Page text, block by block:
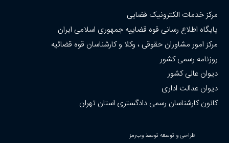
مرکز خدمات الکترونیک قضایی
پایگاه اطلاع رسانی قوه قضاییه جمهوری اسلامی ایران
مرکز امور مشاوران حقوقی ، وکلا و کارشناسان قوه قضائیه
روزنامه رسمی کشور
دیوان عالی کشور
دیوان عدالت اداری
کانون کارشناسان رسمی دادگستری استان تهران
طراحی و توسعه توسط وب‌رمز